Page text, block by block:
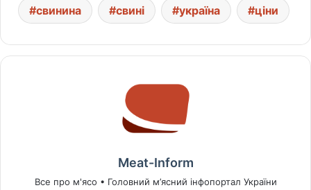
свинина свині україна ціни
Meat-Inform
Все про м'ясо • Головний м’ясний інфопортал України